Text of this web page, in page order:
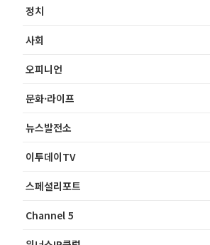
정치
사회
오피니언
문화·라이프
뉴스발전소
이투데이TV
스페셜리포트
Channel 5